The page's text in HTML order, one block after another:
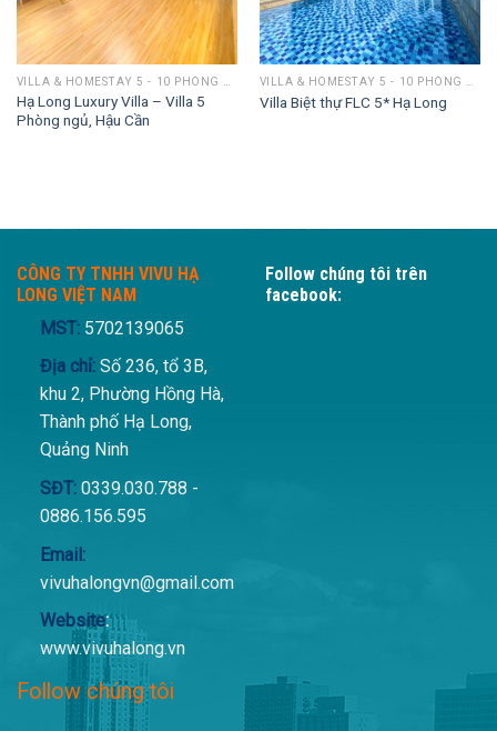
Hạ Long Luxury Villa – Villa 5
Phòng ngủ, Hậu Cần
Villa Biệt thự FLC 5* Hạ Long
CÔNG TY TNHH VIVU HẠ
LONG VIỆT NAM
MST: 5702139065
Địa chỉ:Số 236, tổ 3B,
khu 2, Phường Hồng Hà,
Thành phố Hạ Long,
Quảng Ninh
SĐT:0339.030.788 -
0886.156.595
Email:
vivuhalongvn@gmail.com
Website:
www.vivuhalong.vn
Follow chúng tôi
Follow chúng tôi trên
facebook: